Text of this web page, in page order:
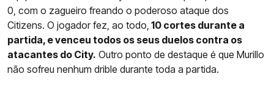
0, com o zagueiro freando o poderoso ataque dos
Citizens. O jogador fez, ao todo, 10 cortes durante a
partida, e venceu todos os seus duelos contra os
atacantes do City. Outro ponto de destaque é que Murillo
não sofreu nenhum drible durante toda a partida.